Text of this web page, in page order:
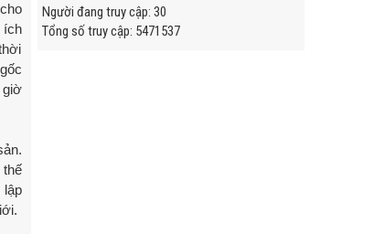
ích
giờ
lập
Người đang truy cập: 30
Tổng số truy cập: 5471 537